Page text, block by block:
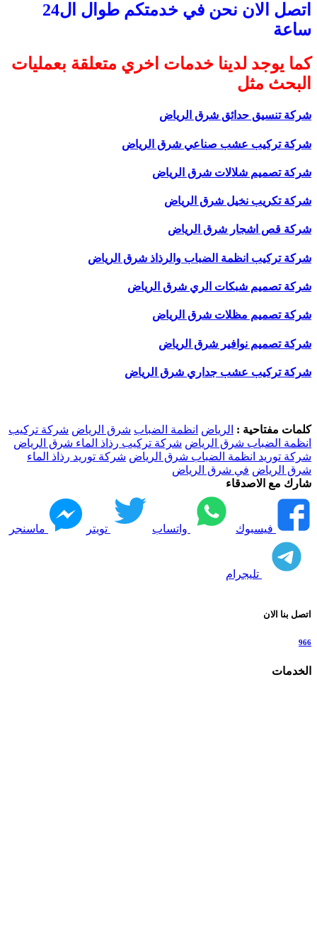
اتصل الان نحن في خدمتكم طوال ال24
ساعة
كما يوجد لدينا خدمات اخري متعلقة بعمليات
البحث مثل
شركة تنسيق حدائق شرق الرياض
شركة تركيب عشب صناعي شرق الرياض
شركة تصميم شلالات شرق الرياض
شركة تكريب نخيل شرق الرياض
شركة قص اشجار شرق الرياض
شركة تركيب انظمة الضباب والرذاذ شرق الرياض
شركة تصميم شبكات الري شرق الرياض
شركة تصميم مظلات شرق الرياض
شركة تصميم نوافير شرق الرياض
شركة تركيب عشب جداري شرق الرياض
كلمات مفتاحية : الرياض انظمة الضباب شرق الرياض شركة تركيب
انظمة الضباب شرق الرياض شركة تركيب رذاذ الماء شرق الرياض
شركة توريد انظمة الضباب شرق الرياض شركة توريد رذاذ الماء
شرق الرياض في شرق الرياض
شارك مع الاصدقاء
فيسبوك واتساب تويتر ماسنجر
تليجرام
اتصل بنا الان
966
الخدمات